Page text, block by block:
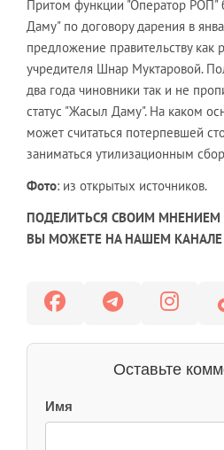
Притом функции "Оператор
Даму" по договору дарения в
предложение правительству как
учредителя Шнар Муктаровой.
два года чиновники так и не
статус "Жасыл Даму". На каком
может считаться потерпевшей
заниматься утилизационным
Фото: из открытых источников.
ПОДЕЛИТЬСЯ СВОИМ МНЕНИЕМ
ВЫ МОЖЕТЕ НА НАШЕМ КАНАЛЕ
Оставьте
Имя